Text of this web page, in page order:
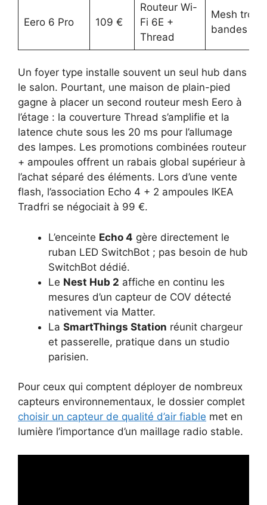
Eero 6 Pro 109 €
Routeur Wi-
Fi 6E +
Thread
Mesh trois
bandes
Un foyer type installe souvent un seul hub dans
le salon. Pourtant, une maison de plain-pied
gagne à placer un second routeur mesh Eero à
l’étage : la couverture Thread s’amplifie et la
latence chute sous les 20 ms pour l’allumage
des lampes. Les promotions combinées routeur
+ ampoules offrent un rabais global supérieur à
l’achat séparé des éléments. Lors d’une vente
flash, l’association Echo 4 + 2 ampoules IKEA
Tradfri se négociait à 99 €.
L’enceinte Echo 4 gère directement le
ruban LED SwitchBot ; pas besoin de hub
SwitchBot dédié.
Le Nest Hub 2 affiche en continu les
mesures d’un capteur de COV détecté
nativement via Matter.
La SmartThings Station réunit chargeur
et passerelle, pratique dans un studio
parisien.
Pour ceux qui comptent déployer de nombreux
capteurs environnementaux, le dossier complet
choisir un capteur de qualité d’air fiable met en
lumière l’importance d’un maillage radio stable.